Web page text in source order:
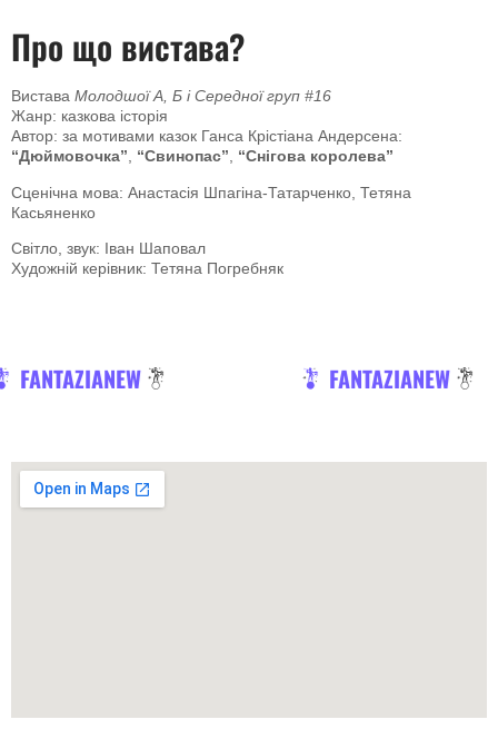
Про що вистава?
Вистава Молодшої А, Б і Середної груп #16
Жанр: казкова історія
Автор: за мотивами казок Ганса Крістіана Андерсена:
“Дюймовочка”, “Свинопас”, “Снігова королева”
Сценічна мова: Анастасія Шпагіна-Татарченко, Тетяна
Касьяненко
Світло, звук: Іван Шаповал
Художній керівник: Тетяна Погребняк
FANTAZIANEW FANTAZIANEW FANTAZIANEW